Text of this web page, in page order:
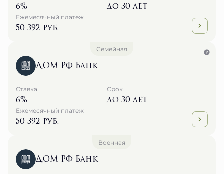
6% до 30 лет
Ежемесячный платеж
50 392 руб.
Семейная
ДОМ РФ Банк
Ставка
6%
Срок
до 30 лет
Ежемесячный платеж
50 392 руб.
Военная
ДОМ РФ Банк